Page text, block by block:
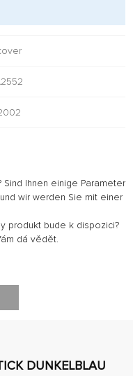
Ihnen einige Parameter
wir werden Sie mit einer
produkt bude k dispozici?
dá vědět.
DUNKELBLAU